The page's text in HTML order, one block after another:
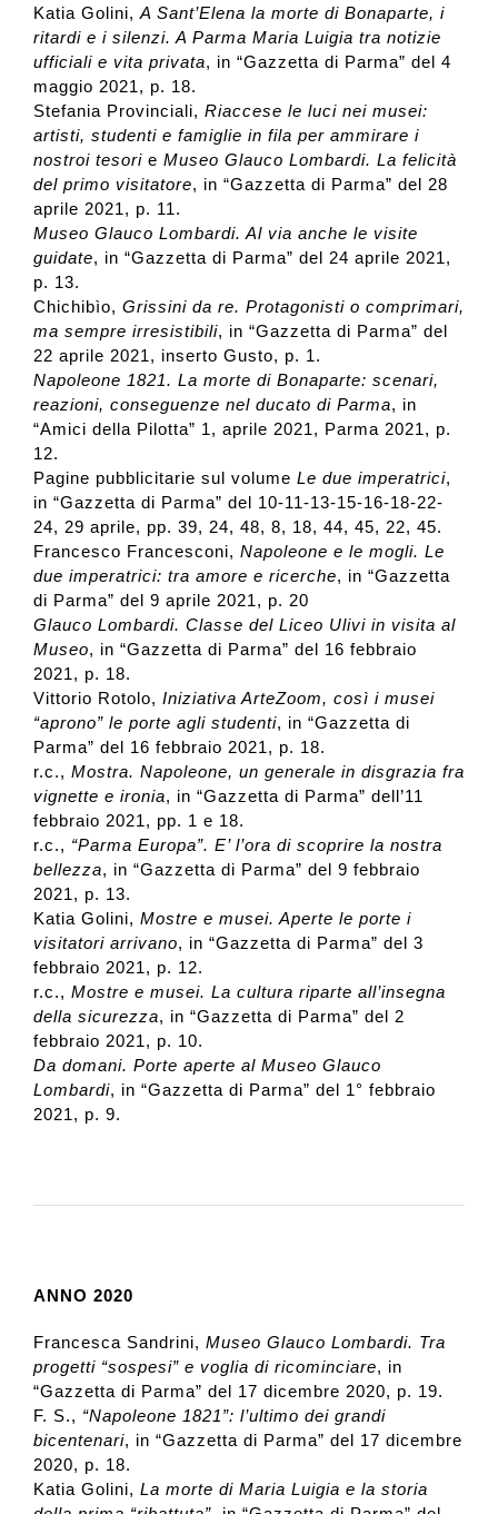
Katia Golini, A Sant’Elena la morte di Bonaparte, i
ritardi e i silenzi. A Parma Maria Luigia tra notizie
ufficiali e vita privata, in “Gazzetta di Parma” del 4
maggio 2021, p. 18.
Stefania Provinciali, Riaccese le luci nei musei:
artisti, studenti e famiglie in fila per ammirare i
nostroi tesori e Museo Glauco Lombardi. La felicità
del primo visitatore, in “Gazzetta di Parma” del 28
aprile 2021, p. 11.
Museo Glauco Lombardi. Al via anche le visite
guidate, in “Gazzetta di Parma” del 24 aprile 2021,
p. 13.
Chichibìo, Grissini da re. Protagonisti o comprimari,
ma sempre irresistibili, in “Gazzetta di Parma” del
22 aprile 2021, inserto Gusto, p. 1.
Napoleone 1821. La morte di Bonaparte: scenari,
reazioni, conseguenze nel ducato di Parma, in
“Amici della Pilotta” 1, aprile 2021, Parma 2021, p.
12.
Pagine pubblicitarie sul volume Le due imperatrici,
in “Gazzetta di Parma” del 10-11-13-15-16-18-22-
24, 29 aprile, pp. 39, 24, 48, 8, 18, 44, 45, 22, 45.
Francesco Francesconi, Napoleone e le mogli. Le
due imperatrici: tra amore e ricerche, in “Gazzetta
di Parma” del 9 aprile 2021, p. 20
Glauco Lombardi. Classe del Liceo Ulivi in visita al
Museo, in “Gazzetta di Parma” del 16 febbraio
2021, p. 18.
Vittorio Rotolo, Iniziativa ArteZoom, così i musei
“aprono” le porte agli studenti, in “Gazzetta di
Parma” del 16 febbraio 2021, p. 18.
r.c., Mostra. Napoleone, un generale in disgrazia fra
vignette e ironia, in “Gazzetta di Parma” dell’11
febbraio 2021, pp. 1 e 18.
r.c., “Parma Europa”. E’ l’ora di scoprire la nostra
bellezza, in “Gazzetta di Parma” del 9 febbraio
2021, p. 13.
Katia Golini, Mostre e musei. Aperte le porte i
visitatori arrivano, in “Gazzetta di Parma” del 3
febbraio 2021, p. 12.
r.c., Mostre e musei. La cultura riparte all’insegna
della sicurezza, in “Gazzetta di Parma” del 2
febbraio 2021, p. 10.
Da domani. Porte aperte al Museo Glauco
Lombardi, in “Gazzetta di Parma” del 1° febbraio
2021, p. 9.
ANNO 2020
Francesca Sandrini, Museo Glauco Lombardi. Tra
progetti “sospesi” e voglia di ricominciare, in
“Gazzetta di Parma” del 17 dicembre 2020, p. 19.
F. S., “Napoleone 1821”: l’ultimo dei grandi
bicentenari, in “Gazzetta di Parma” del 17 dicembre
2020, p. 18.
Katia Golini, La morte di Maria Luigia e la storia